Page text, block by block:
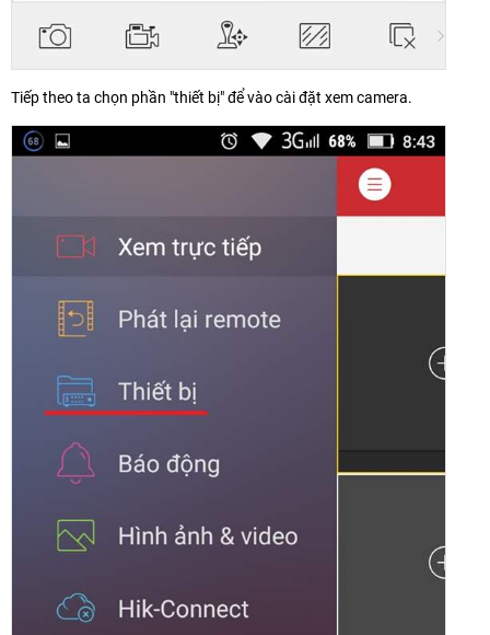
Tiếp theo ta chọn phần "thiết bị" để vào cài đặt xem camera.